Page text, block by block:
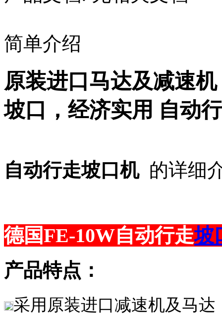
简单介绍
原装进口马达及减速
坡口，经济实用 自动
自动行走坡口机 的详细
德国FE-10W自动行走坡
产品特点：
采用原装进口减速机及马达